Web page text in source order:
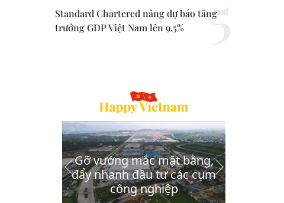
Standard Chartered nâng dự báo tăng
trưởng GDP Việt Nam lên 9,5%